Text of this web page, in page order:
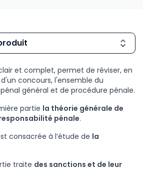
et complet, permet de réviser, en
concours, l'ensemble du
général et de procédure pénale.
partie la théorie générale de
pénale.
consacrée à l’étude de la
traite des sanctions et de leur